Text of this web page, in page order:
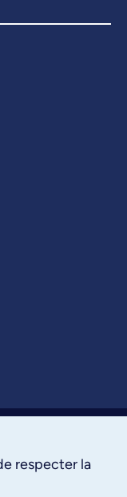
respecter la